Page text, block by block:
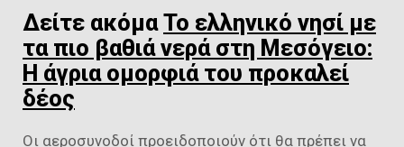
Δείτε ακόμαΤο ελληνικό νησί με
τα πιο βαθιά νερά στη Μεσόγειο:
Η άγρια ομορφιά του προκαλεί
δέος
Οι αεροσυνοδοί προειδοποιούν ότι θα πρέπει να